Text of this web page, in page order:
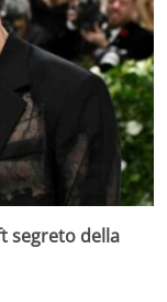
segreto della